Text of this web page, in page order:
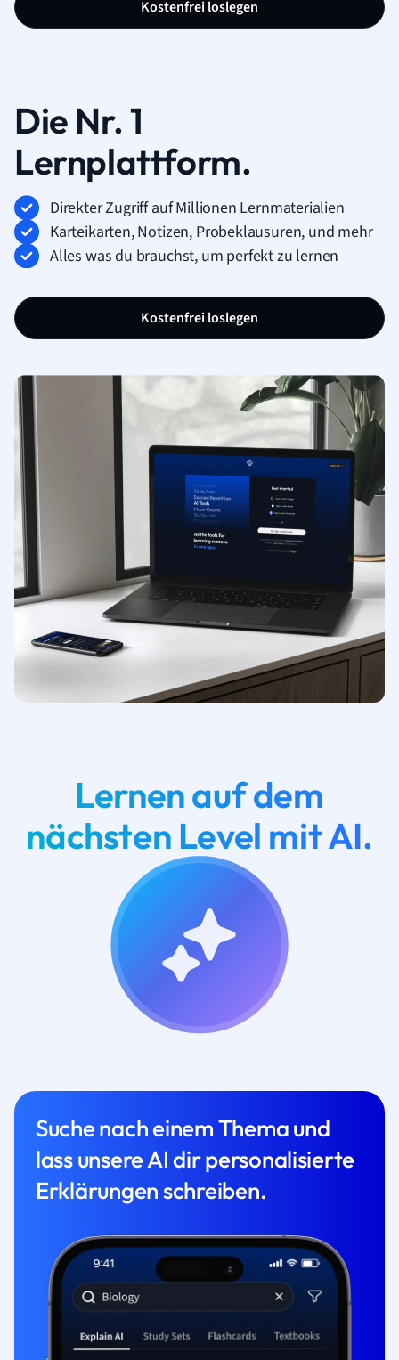
Kostenfrei loslegen
Die Nr. 1
Lernplattform.
Direkter Zugriff auf Millionen Lernmaterialien
Karteikarten, Notizen, Probeklausuren, und mehr
Alles was du brauchst, um perfekt zu lernen
Kostenfrei loslegen
Lernen auf dem
nächsten Level mit AI.
Suche nach einem Thema und
lass unsere AI dir personalisierte
Erklärungen schreiben.